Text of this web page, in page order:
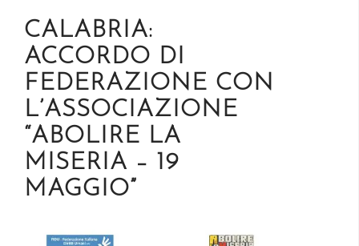
CALABRIA:
ACCORDO DI
FEDERAZIONE CON
L’ASSOCIAZIONE
“ABOLIRE LA
MISERIA – 19
MAGGIO”